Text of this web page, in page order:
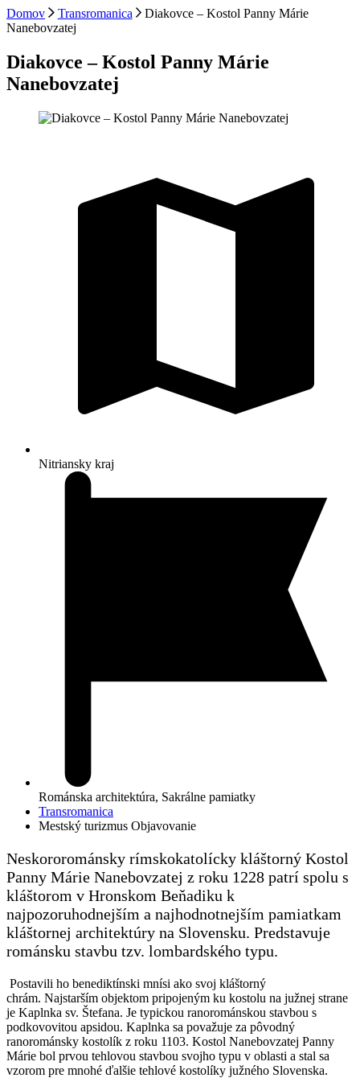
Domov Transromanica
Diakovce – Kostol Panny Márie
Nanebovzatej
Diakovce – Kostol Panny Márie
Nanebovzatej
Nitriansky kraj
Románska architektúra, Sakrálne pamiatky
Transromanica
Mestský turizmus Objavovanie
Neskororománsky rímskokatolícky kláštorný Kostol
Panny Márie Nanebovzatej z roku 1228 patrí spolu s
kláštorom v Hronskom Beňadiku k
najpozoruhodnejším a najhodnotnejším pamiatkam
kláštornej architektúry na Slovensku. Predstavuje
románsku stavbu tzv. lombardského typu.
Postavili ho benediktínski mnísi ako svoj kláštorný
chrám. Najstarším objektom pripojeným ku kostolu na južnej strane
je Kaplnka sv. Štefana. Je typickou ranorománskou stavbou s
podkovovitou apsidou. Kaplnka sa považuje za pôvodný
ranorománsky kostolík z roku 1103. Kostol Nanebovzatej Panny
Márie bol prvou tehlovou stavbou svojho typu v oblasti a stal sa
vzorom pre mnohé ďalšie tehlové kostolíky južného Slovenska.